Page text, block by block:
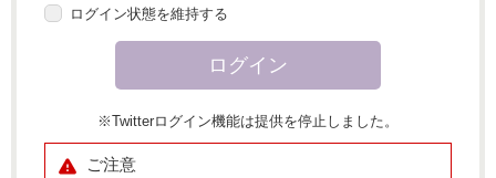
ログイン状態を維持する
※Twitterログイン機能は提供を停止しました。
ご注意